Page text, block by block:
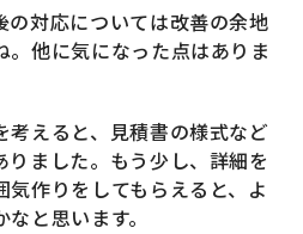
の対応については改善の余地
他に気になった点はありま
えると、見積書の様式など
りました。もう少し、詳細を
作りをしてもらえると、よ
と思います。